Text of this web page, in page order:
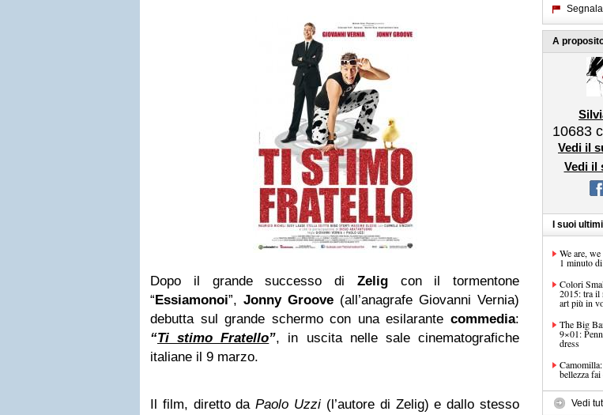
Dopo il grande successo di Zeligcon il tormentone
“Essiamonoi”, Jonny Groove (all’anagrafe Giovanni Vernia)
debutta sul grande schermo con una esilarante commedia:
“Ti stimo Fratello”, in uscita nelle sale cinematografiche
italiane il 9 marzo.
Il film, diretto daPaolo Uzzi (l’autore di Zelig) e dallo stesso
A
10683
Vedi il
Vedi il
I suoi
We are,
1 minuto
Colori
2015: tra il
art più in
The Big
9×01:
dress
bellezza fai
Vedi